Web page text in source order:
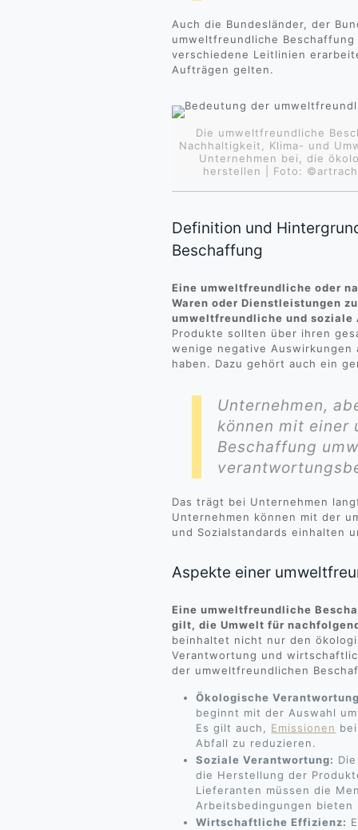
Auch die Bundesländer, der
umweltfreundliche
verschiedene Leitlinien
Aufträgen gelten.
Die umweltfreundliche
Nachhaltigkeit, Klima- und
Unternehmen bei, die
herstellen | Foto:
Definition und
Beschaffung
Eine umweltfreundliche oder
Waren oder Dienstleistungen
umweltfreundliche und
Produkte sollten über ihren
wenige negative
haben. Dazu gehört auch ein
Unternehmen,
können mit einer
Beschaffung
Das trägt bei Unternehmen
Unternehmen können mit der
und Sozialstandards einhalten
Aspekte einer
Eine umweltfreundliche
gilt, die Umwelt für
beinhaltet nicht nur den
Verantwortung und
der umweltfreundlichen
Ökologische
beginnt mit der Auswahl
Es gilt auch, Emissionen
Abfall zu reduzieren.
Soziale Verantwortung:
die Herstellung der
Lieferanten müssen die
Arbeitsbedingungen
Wirtschaftliche Effizienz: